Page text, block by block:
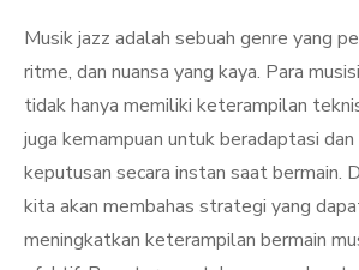
Musik jazz adalah sebuah genre yang
ritme, dan nuansa yang kaya. Para
tidak hanya memiliki keterampilan
juga kemampuan untuk beradaptasi
keputusan secara instan saat bermain.
kita akan membahas strategi yang
meningkatkan keterampilan bermain